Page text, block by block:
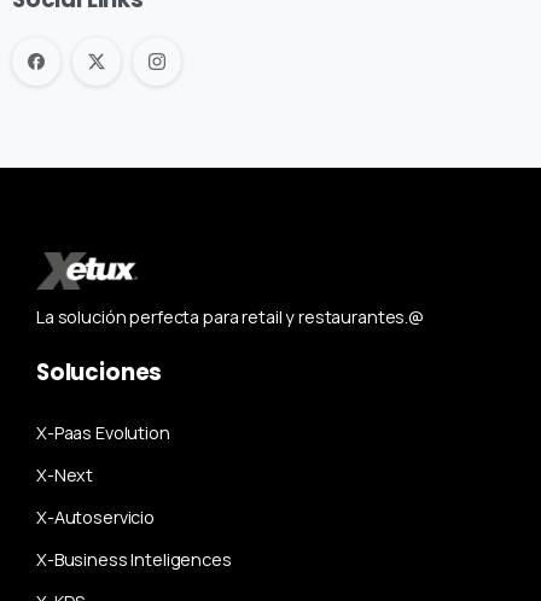
La solución perfecta para retail y restaurantes.@
Soluciones
X-Paas Evolution
X-Next
X-Autoservicio
X-Business Inteligences